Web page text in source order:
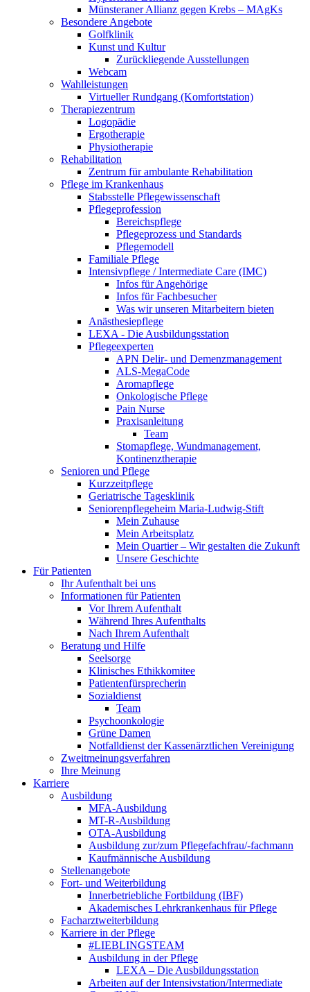
Münsteraner Allianz gegen Krebs – MAgKs
Besondere Angebote
Golfklinik
Kunst und Kultur
Zurückliegende Ausstellungen
Webcam
Wahlleistungen
Virtueller Rundgang (Komfortstation)
Therapiezentrum
Logopädie
Ergotherapie
Physiotherapie
Rehabilitation
Zentrum für ambulante Rehabilitation
Pflege im Krankenhaus
Stabsstelle Pflegewissenschaft
Pflegeprofession
Bereichspflege
Pflegeprozess und Standards
Pflegemodell
Familiale Pflege
Intensivpflege / Intermediate Care (IMC)
Infos für Angehörige
Infos für Fachbesucher
Was wir unseren Mitarbeitern bieten
Anästhesiepflege
LEXA - Die Ausbildungsstation
Pflegeexperten
APN Delir- und Demenzmanagement
ALS-MegaCode
Aromapflege
Onkologische Pflege
Pain Nurse
Praxisanleitung
Team
Stomapflege, Wundmanagement,
Kontinenztherapie
Senioren und Pflege
Kurzzeitpflege
Geriatrische Tagesklinik
Seniorenpflegeheim Maria-Ludwig-Stift
Mein Zuhause
Mein Arbeitsplatz
Mein Quartier – Wir gestalten die Zukunft
Unsere Geschichte
Für Patienten
Ihr Aufenthalt bei uns
Informationen für Patienten
Vor Ihrem Aufenthalt
Während Ihres Aufenthalts
Nach Ihrem Aufenthalt
Beratung und Hilfe
Seelsorge
Klinisches Ethikkomitee
Patientenfürsprecherin
Sozialdienst
Team
Psychoonkologie
Grüne Damen
Notfalldienst der Kassenärztlichen Vereinigung
Zweitmeinungsverfahren
Ihre Meinung
Karriere
Ausbildung
MFA-Ausbildung
MT-R-Ausbildung
OTA-Ausbildung
Ausbildung zur/zum Pflegefachfrau/-fachmann
Kaufmännische Ausbildung
Stellenangebote
Fort- und Weiterbildung
Innerbetriebliche Fortbildung (IBF)
Akademisches Lehrkrankenhaus für Pflege
Facharztweiterbildung
Karriere in der Pflege
#LIEBLINGSTEAM
Ausbildung in der Pflege
LEXA – Die Ausbildungsstation
Arbeiten auf der Intensivstation/Intermediate